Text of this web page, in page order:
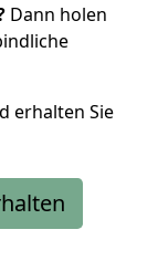
Dann holen
erhalten Sie